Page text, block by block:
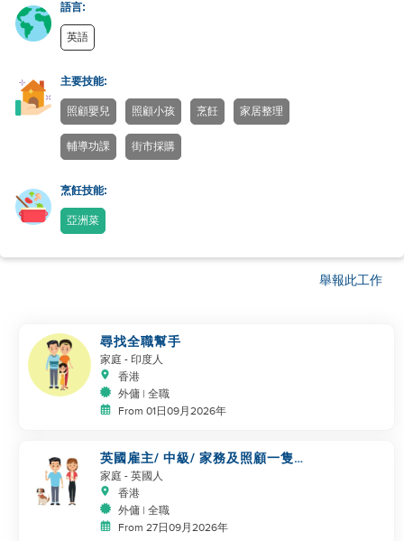
語言:
英語
主要技能:
照顧嬰兒 照顧小孩 烹飪 家居整理
輔導功課 街市採購
烹飪技能:
亞洲菜
舉報此工作
尋找全職幫手
家庭 - 印度人
香港
外傭 | 全職
From 01日09月2026年
英國雇主/ 中級/ 家務及照顧一隻
狗
家庭 - 英國人
香港
外傭 | 全職
From 27日09月2026年